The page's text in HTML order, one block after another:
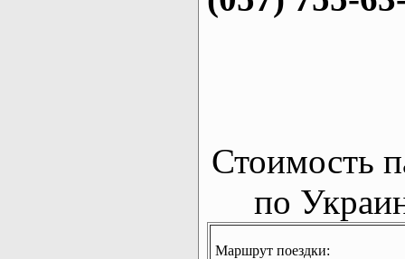
Стоимость
по
Маршрут поездки: